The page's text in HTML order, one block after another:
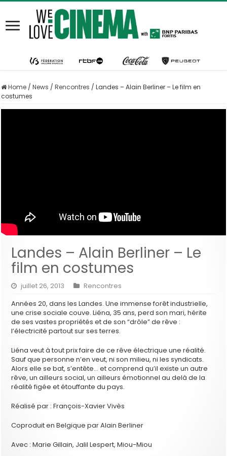
Home / News / Rencontres / Landes – Alain Berliner – Le film en
costumes
Landes – Alain Berliner – Le
film en costumes
juillet 26, 2013
Rencontres
Années 20, dans les Landes. Une immense forêt industrielle,
une crise sociale couve. Liéna, 35 ans, perd son mari, hérite
de ses vastes propriétés et de son “drôle” de rêve :
l’électricité partout sur ses terres.
Liéna veut à tout prix faire de ce rêve électrique une réalité.
Sauf que personne n’en veut, ni son milieu, ni les syndicats.
Alors elle se bat, s’entête… et comprend qu’il existe un autre
rêve, un ailleurs social, un ailleurs émotionnel au delà de la
réalité figée et étouffante du pays.
Réalisé par : François-Xavier Vivès
Coproduit en Belgique par Alain Berliner
Avec : Marie Gillain, Jalil Lespert, Miou-Miou